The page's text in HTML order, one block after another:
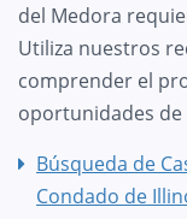
del Medora
Utiliza nuestros
comprender el
oportunidades de
Búsqueda de
Condado de